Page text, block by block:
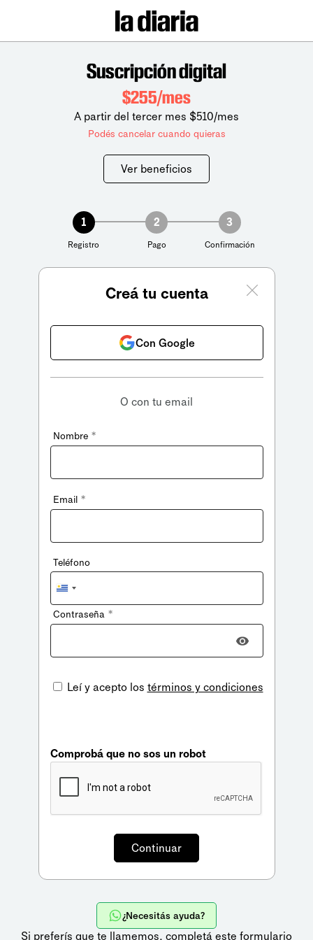
Suscripción digital
$255/mes
A partir del tercer mes $510/mes
Podés cancelar cuando quieras
Ver beneficios
1
Registro
2
Pago
3
Confirmación
Creá tu cuenta
Con Google
O con tu email
Nombre *
Email *
Teléfono
Uruguay
+598
Contraseña *
Leí y acepto los términos y condiciones
Comprobá que no sos un robot
¿Necesitás ayuda?
Si preferís que te llamemos, completá este formulario